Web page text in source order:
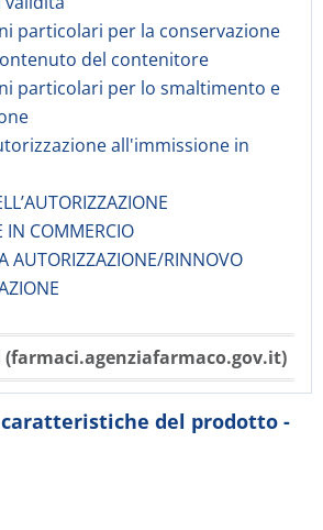
particolari per la conservazione
del contenitore
particolari per lo smaltimento e
all'immissione in
IN COMMERCIO
AUTORIZZAZIONE/RINNOVO
del prodotto -